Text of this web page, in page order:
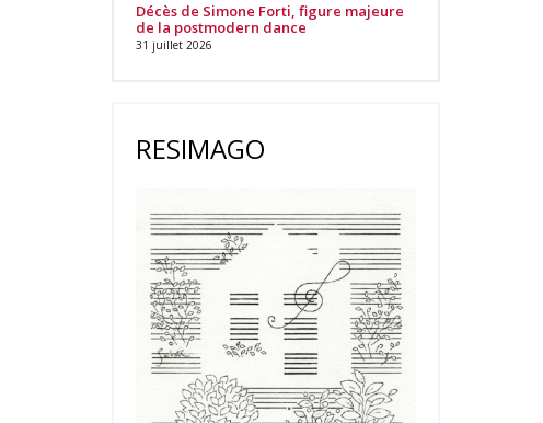
Décès de Simone Forti, figure majeure
de la postmodern dance
31 juillet 2026
RESIMAGO